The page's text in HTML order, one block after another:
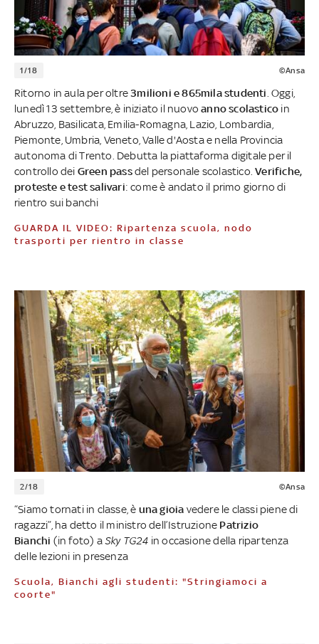
1/18 ©Ansa
Ritorno in aula per oltre3milioni e 865mila studenti . Oggi,
lunedì 13 settembre, è iniziato il nuovoanno scolastico in
Abruzzo, Basilicata, Emilia-Romagna, Lazio, Lombardia,
Piemonte, Umbria, Veneto, Valle d'Aosta e nella Provincia
autonoma di Trento. Debutta la piattaforma digitale per il
controllo dei Green passdel personale scolastico.Verifiche,
proteste e test salivari: come è andato il primo giorno di
rientro sui banchi
GUARDA IL VIDEO: Ripartenza scuola, nodo
trasporti per rientro in classe
2/18 ©Ansa
“Siamo tornati in classe, è una gioia vedere le classi piene di
ragazzi”, ha detto il ministro dell’Istruzione Patrizio
Bianchi (in foto) aSky TG24 in occasione della ripartenza
delle lezioni in presenza
Scuola, Bianchi agli studenti: "Stringiamoci a
coorte"